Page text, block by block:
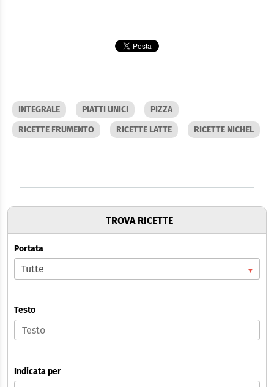
INTEGRALE PIATTI UNICI
PIZZA
RICETTE FRUMENTO
RICETTE LATTE RICETTE NICHEL
TROVA RICETTE
Portata
Testo
Indicata per